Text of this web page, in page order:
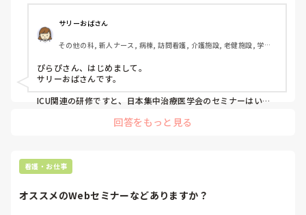
サリーおばさん
その他の科, 新人ナース, 病棟, 訪問看護, 介護施設, 老健施設, 学生,
ぴらぴさん、はじめまして。
サリーおばさんです。
ICU関連の研修ですと、日本集中治療医学会のセミナーはいか
ICU.CCUなどに働くコメディカルを対象にしているようです。
回答をもっと見る
看護・お仕事
オススメのWebセミナーなどありますか？